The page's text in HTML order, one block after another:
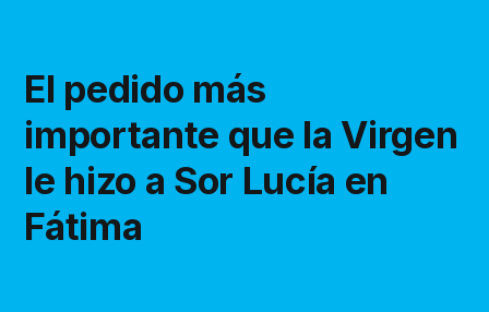
El pedido más
importante que la Virgen
le hizo a Sor Lucía en
Fátima